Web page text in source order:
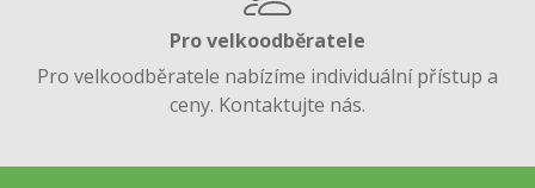
Pro velkoodběratele
Pro velkoodběratele nabízíme individuální přístup a
ceny. Kontaktujte nás.